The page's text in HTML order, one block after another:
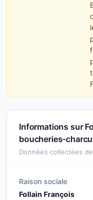
Informations sur
boucheries-
Données collectées
Raison sociale
Follain François